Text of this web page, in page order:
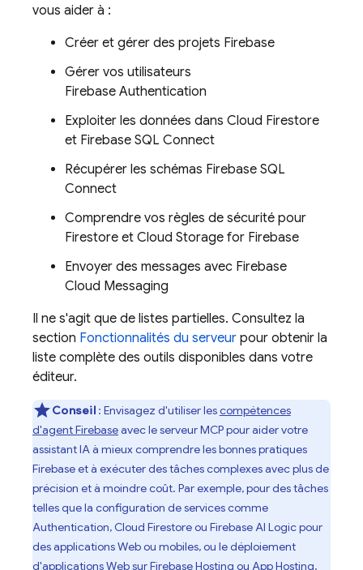
vous aider à :
Créer et gérer des projets Firebase
Gérer vos utilisateurs
Firebase Authentication
Exploiter les données dans Cloud Firestore
et Firebase SQL Connect
Récupérer les schémas Firebase SQL
Connect
Comprendre vos règles de sécurité pour
Firestore et Cloud Storage for Firebase
Envoyer des messages avec Firebase
Cloud Messaging
Il ne s'agit que de listes partielles. Consultez la
section Fonctionnalités du serveur pour obtenir la
liste complète des outils disponibles dans votre
éditeur.
Conseil: Envisagez d'utiliser lescompétences
d'agent Firebaseavec le serveur MCP pour aider votre
assistant IA à mieux comprendre les bonnes pratiques
Firebase et à exécuter des tâches complexes avec plus de
précision et à moindre coût. Par exemple, pour des tâches
telles que la configuration de services comme
Authentication, Cloud Firestoreou Firebase AI Logicpour
des applications Web ou mobiles, ou le déploiement
d'applications Web surFirebase Hosting ou App Hosting,